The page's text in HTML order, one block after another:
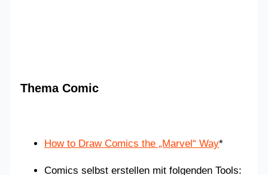
Thema Comic
How to Draw Comics the „Marvel“ Way*
Comics selbst erstellen mit folgenden Tools: